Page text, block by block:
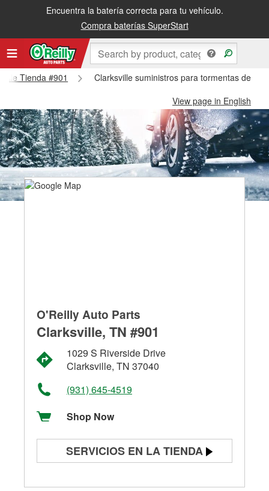
Encuentra la batería correcta para tu vehículo.
Compra baterías SuperStart
Tienda #901
Clarksville suministros para tormentas de
View page in English
O'Reilly Auto Parts
Clarksville, TN #901
1029 S Riverside Drive
Clarksville, TN 37040
(931) 645-4519
Shop Now
SERVICIOS EN LA TIENDA